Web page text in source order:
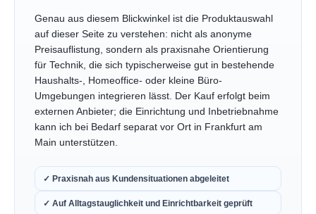
Genau aus diesem Blickwinkel ist die Produktauswahl
auf dieser Seite zu verstehen: nicht als anonyme
Preisauflistung, sondern als praxisnahe Orientierung
für Technik, die sich typischerweise gut in bestehende
Haushalts-, Homeoffice- oder kleine Büro-
Umgebungen integrieren lässt. Der Kauf erfolgt beim
externen Anbieter; die Einrichtung und Inbetriebnahme
kann ich bei Bedarf separat vor Ort in Frankfurt am
Main unterstützen.
✓ Praxisnah aus Kundensituationen abgeleitet
✓ Auf Alltagstauglichkeit und Einrichtbarkeit geprüft